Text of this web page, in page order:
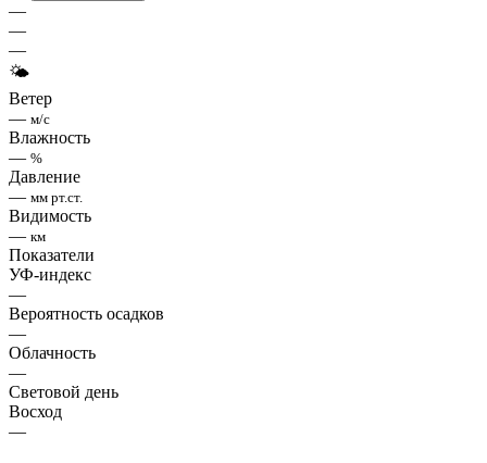
—
—
—
🌤
Ветер
— м/с
Влажность
— %
Давление
— мм рт.ст.
Видимость
— км
Показатели
УФ-индекс
—
Вероятность осадков
—
Облачность
—
Световой день
Восход
—